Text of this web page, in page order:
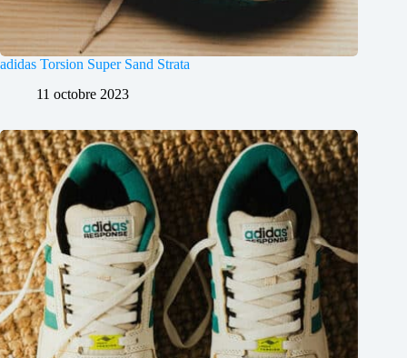
adidas Torsion Super Sand Strata
11 octobre 2023